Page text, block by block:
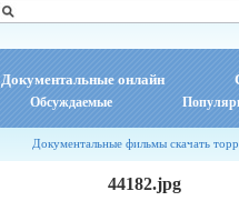
Документальные онлайн
Обсуждаемые
Документальные фильмы скачать
44182.jpg